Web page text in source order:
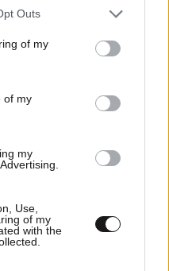
uses one or more Google
You may click to
its third-party tags to
purposes in below Google
Outs
of my
of my
my
Use,
of my
with the
πότε γεννήθηκες και
33 δράσεις, 4.000+